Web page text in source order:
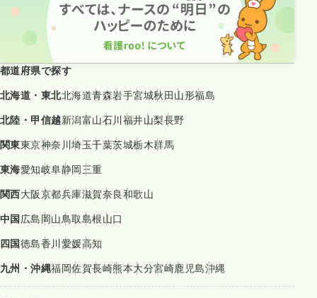
都道府県で探す
北海道・東北北海道青森岩手宮城秋田山形福島
北陸・甲信越新潟富山石川福井山梨長野
関東東京神奈川埼玉千葉茨城栃木群馬
東海愛知岐阜静岡三重
関西大阪京都兵庫滋賀奈良和歌山
中国広島岡山鳥取島根山口
四国徳島香川愛媛高知
九州・沖縄福岡佐賀長崎熊本大分宮崎鹿児島沖縄